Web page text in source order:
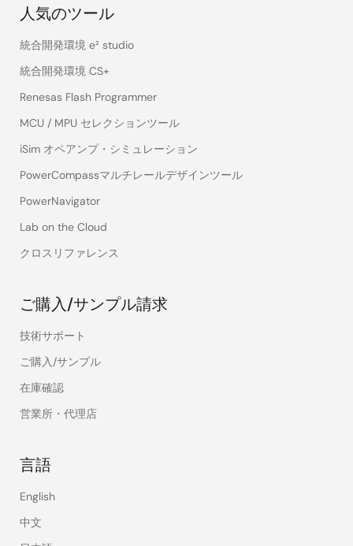
人気のツール
統合開発環境 e² studio
統合開発環境 CS+
Renesas Flash Programmer
MCU / MPU セレクションツール
iSim オペアンプ・シミュレーション
PowerCompassマルチレールデザインツール
PowerNavigator
Lab on the Cloud
クロスリファレンス
ご購入/サンプル請求
技術サポート
ご購入/サンプル
在庫確認
営業所・代理店
言語
English
中文